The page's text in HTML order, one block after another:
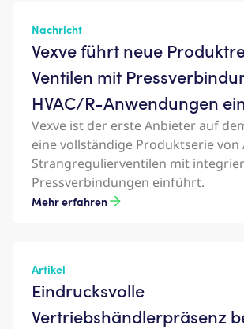
Nachricht
Vexve führt neue
Ventilen mit
HVAC/R-Anwendungen
Vexve ist der erste Anbieter auf
eine vollständige Produktserie von
Strangregulierventilen mit
Pressverbindungen einführt.
Mehr erfahren
Artikel
Eindrucksvolle
Vertriebshändlerpräsenz